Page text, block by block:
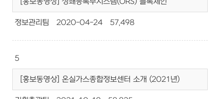
정보관리팀 2020-04-24 57,498
5
[홍보동영상] 온실가스종합정보센터 소개 (2021년)